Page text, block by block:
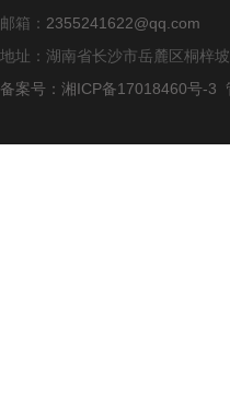
邮箱： 2355241622@qq.com
地址：湖南省长沙市岳麓区桐梓
备案号：湘ICP备17018460号-3